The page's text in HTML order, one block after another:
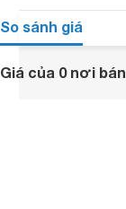
So sánh giá
Giá của 0 nơi bán